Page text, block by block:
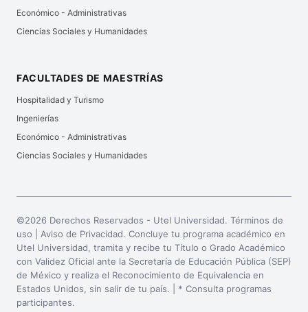
Económico - Administrativas
Ciencias Sociales y Humanidades
FACULTADES DE MAESTRÍAS
Hospitalidad y Turismo
Ingenierías
Económico - Administrativas
Ciencias Sociales y Humanidades
©2026 Derechos Reservados - Utel Universidad. Términos de
uso | Aviso de Privacidad. Concluye tu programa académico en
Utel Universidad, tramita y recibe tu Título o Grado Académico
con Validez Oficial ante la Secretaría de Educación Pública (SEP)
de México y realiza el Reconocimiento de Equivalencia en
Estados Unidos, sin salir de tu país. | * Consulta programas
participantes.